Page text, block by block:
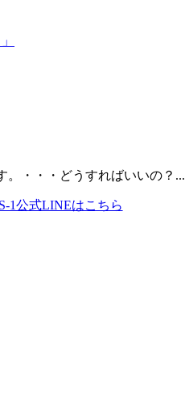
。・・・どうすればいいの？...